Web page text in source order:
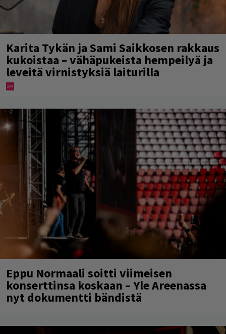
Karita Tykän ja Sami Saikkosen rakkaus
kukoistaa – vähäpukeista hempeilyä ja
leveitä virnistyksiä laiturilla
Eppu Normaali soitti viimeisen
konserttinsa koskaan – Yle Areenassa
nyt dokumentti bändistä